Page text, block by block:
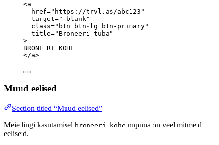
<a
href=" https://trvl.as/abc123 "
target=" _blank"
class=" btn btn-lg btn-primary"
title=" Broneeri tuba "
>
BRONEERI KOHE
</a>
Muud eelised
Section titled “Muud eelised”
Meie lingi kasutamisel broneeri kohe nupuna on veel mitmeid
eeliseid.